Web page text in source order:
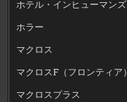
ホテル・インヒューマンズ
ホラー
マクロス
マクロスF（フロンティア）
マクロスプラス